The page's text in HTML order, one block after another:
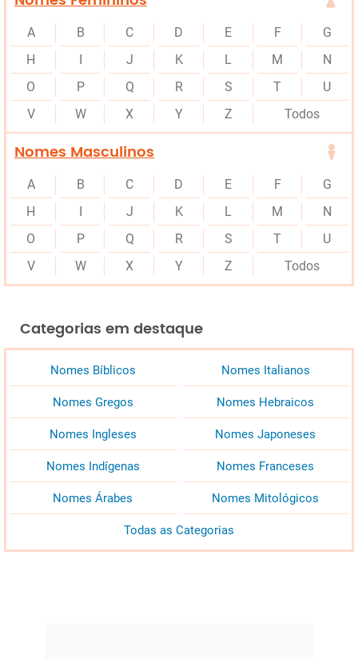
A B C D E F
G
H
J K L M
N
O
P Q R S T
U
V
W X Y Z Todos
Nomes Masculinos
A B C D E F
G
H
J K L M
N
O
P Q R S T
U
V
W X Y Z Todos
Categorias em destaque
Nomes Bíblicos Nomes Italianos
Nomes Gregos Nomes Hebraicos
Nomes Ingleses Nomes Japoneses
Nomes Indígenas Nomes Franceses
Nomes Árabes Nomes Mitológicos
Todas as Categorias